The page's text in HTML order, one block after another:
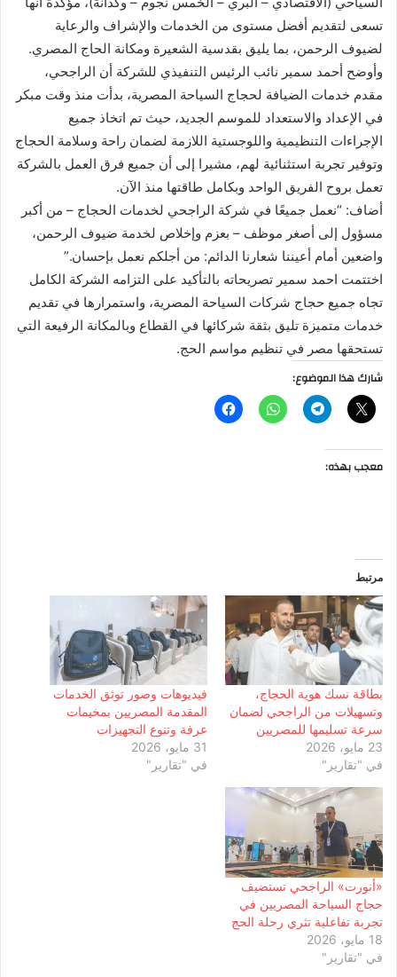
تسعى لتقديم أفضل مستوى من الخدمات والإشراف والرعاية
لضيوف الرحمن، بما يليق بقدسية الشعيرة ومكانة الحاج المصري.
وأوضح أحمد سمير نائب الرئيس التنفيذي للشركة أن الراجحي،
مقدم خدمات الضيافة لحجاج السياحة المصرية، بدأت منذ وقت مبكر
في الإعداد والاستعداد للموسم الجديد، حيث تم اتخاذ جميع
الإجراءات التنظيمية واللوجستية اللازمة لضمان راحة وسلامة الحجاج
وتوفير تجربة استثنائية لهم، مشيرا إلى أن جميع فرق العمل بالشركة
تعمل بروح الفريق الواحد وبكامل طاقتها منذ الآن.
أضاف: “نعمل جميعًا في شركة الراجحي لخدمات الحجاج – من أكبر
مسؤول إلى أصغر موظف – بعزم وإخلاص لخدمة ضيوف الرحمن،
واضعين أمام أعيننا شعارنا الدائم: من أجلكم نعمل بإحسان.”
اختتمت احمد سمير تصريحاته بالتأكيد على التزامه الشركة الكامل
تجاه جميع حجاج شركات السياحة المصرية، واستمرارها في تقديم
خدمات متميزة تليق بثقة شركائها في القطاع وبالمكانة الرفيعة التي
تستحقها مصر في تنظيم مواسم الحج.
شارك هذا الموضوع:
معجب بهذه:
مرتبط
بطاقة نسك هوية الحجاج،
وتسهيلات من الراجحي لضمان
سرعة تسليمها للمصريين
23 مايو، 2026
في "تقارير"
فيديوهات وصور توثق الخدمات
المقدمة المصريين بمخيمات
عرفة وتنوع التجهيزات
31 مايو، 2026
في "تقارير"
«أنورت» الراجحي تستضيف
حجاج السياحة المصريين في
تجربة تفاعلية تثري رحلة الحج
18 مايو، 2026
في "تقارير"